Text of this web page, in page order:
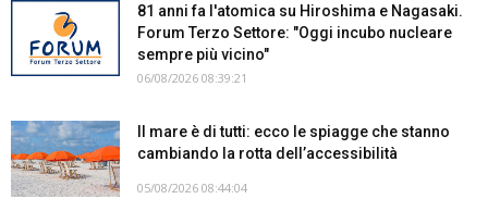
81 anni fa l'atomica su Hiroshima e Nagasaki.
Forum Terzo Settore: "Oggi incubo nucleare
sempre più vicino"
06/08/2026 08:39:21
Il mare è di tutti: ecco le spiagge che stanno
cambiando la rotta dell’accessibilità
05/08/2026 08:44:04